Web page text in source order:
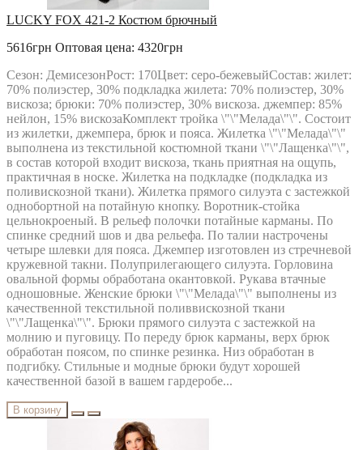
LUCKY FOX 421-2 Костюм брючный
5616грн Оптовая цена: 4320грн
Сезон: ДемисезонРост: 170Цвет: серо-бежевыйСостав: жилет:
70% полиэстер, 30% подкладка жилета: 70% полиэстер, 30%
вискоза; брюки: 70% полиэстер, 30% вискоза. джемпер: 85%
нейлон, 15% вискозаКомплект тройка \"\"Мелада\"\". Состоит
из жилетки, джемпера, брюк и пояса. Жилетка \"\"Мелада\"\"
выполнена из текстильной костюмной ткани \"\"Лащенка\"\",
в состав которой входит вискоза, ткань приятная на ощупь,
практичная в носке. Жилетка на подкладке (подкладка из
поливискозной ткани). Жилетка прямого силуэта с застежкой
однобортной на потайную кнопку. Воротник-стойка
цельнокроеный. В рельеф полочки потайные карманы. По
спинке средний шов и два рельефа. По талии настрочены
четыре шлевки для пояса. Джемпер изготовлен из стречневой
кружевной такни. Полуприлегающего силуэта. Горловина
овальной формы обработана окантовкой. Рукава втачные
одношовные. Женские брюки \"\"Мелада\"\" выполнены из
качественной текстильной поливвискозной ткани
\"\"Лащенка\"\". Брюки прямого силуэта с застежкой на
молнию и пуговицу. По переду брюк карманы, верх брюк
обработан поясом, по спинке резинка. Низ обработан в
подгибку. Стильные и модные брюки будут хорошей
качественной базой в вашем гардеробе...
В корзину